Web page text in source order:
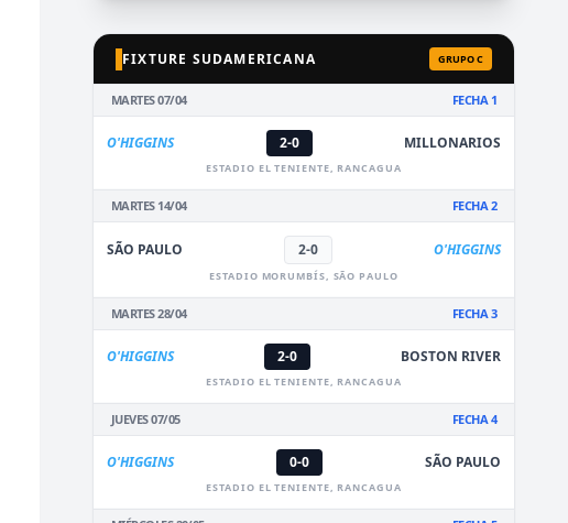
FIXTURE SUDAMERICANA GRUPO C
MARTES 07/04 FECHA 1
O'HIGGINS 2-0 MILLONARIOS
ESTADIO EL TENIENTE, RANCAGUA
MARTES 14/04 FECHA 2
SÃO PAULO 2-0 O'HIGGINS
ESTADIO MORUMBÍS, SÃO PAULO
MARTES 28/04 FECHA 3
O'HIGGINS 2-0 BOSTON RIVER
ESTADIO EL TENIENTE, RANCAGUA
JUEVES 07/05 FECHA 4
O'HIGGINS 0-0 SÃO PAULO
ESTADIO EL TENIENTE, RANCAGUA